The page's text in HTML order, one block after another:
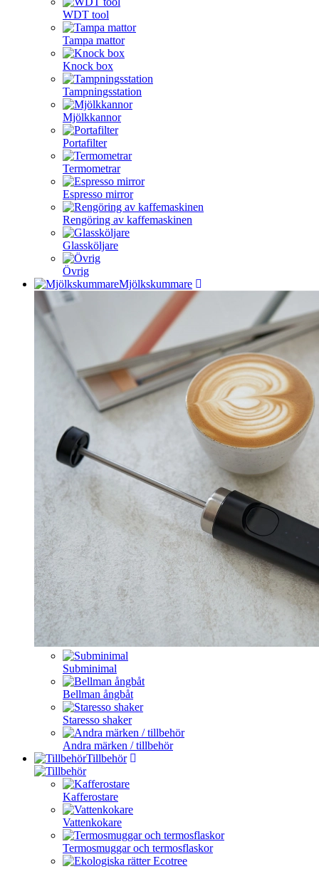
WDT tool
Tampa mattor
Knock box
Tampningsstation
Mjölkkannor
Portafilter
Termometrar
Espresso mirror
Rengöring av kaffemaskinen
Glassköljare
Övrig
Mjölkskummare
Subminimal
Bellman ångbåt
Staresso shaker
Andra märken / tillbehör
Tillbehör
Kafferostare
Vattenkokare
Termosmuggar och termosflaskor